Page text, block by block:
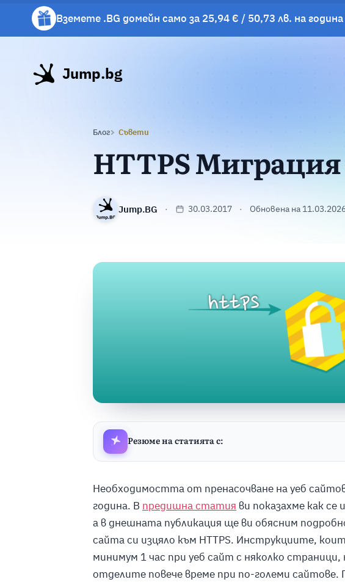
Вземете .BG домейн само за 25,94 € / 50,73 лв. на
Вземете подарък чаша с избрани хостинг планове!
Jump.bg
Блог Съвети
HTTPS Миграция
Jump.BG 30.03.2017 Обновена на
Резюме на статията с:
Необходимостта от пренасочване на уеб
година. В предишна статия ви показахме как
а в днешната публикация ще ви обясним
сайта си изцяло към HTTPS. Инструкциите,
минимум 1 час при уеб сайт с няколко
отделите повече време при по-големи сайтове.